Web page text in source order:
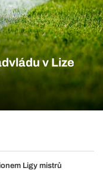
v Lize
Ligy mistrů